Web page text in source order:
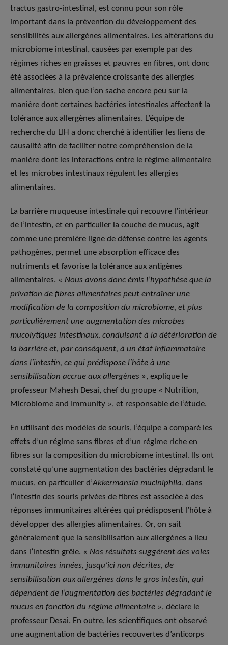
tractus gastro-intestinal, est connu pour son rôle
important dans la prévention du développement des
sensibilités aux allergènes alimentaires. Les altérations du
microbiome intestinal, causées par exemple par des
régimes riches en graisses et pauvres en fibres, ont donc
été associées à la prévalence croissante des allergies
alimentaires, bien que l’on sache encore peu sur la
manière dont certaines bactéries intestinales affectent la
tolérance aux allergènes alimentaires. L’équipe de
recherche du LIH a donc cherché à identifier les liens de
causalité afin de faciliter notre compréhension de la
manière dont les interactions entre le régime alimentaire
et les microbes intestinaux régulent les allergies
alimentaires.
La barrière muqueuse intestinale qui recouvre l’intérieur
de l’intestin, et en particulier la couche de mucus, agit
comme une première ligne de défense contre les agents
pathogènes, permet une absorption efficace des
nutriments et favorise la tolérance aux antigènes
alimentaires. « Nous avons donc émis l’hypothèse que la
privation de fibres alimentaires peut entraîner une
modification de la composition du microbiome, et plus
particulièrement une augmentation des microbes
mucolytiques intestinaux, conduisant à la détérioration de
la barrière et, par conséquent, à un état inflammatoire
dans l’intestin, ce qui prédispose l’hôte à une
sensibilisation accrue aux allergènes », explique le
professeur Mahesh Desai, chef du groupe « Nutrition,
Microbiome and Immunity », et responsable de l’étude.
En utilisant des modèles de souris, l’équipe a comparé les
effets d’un régime sans fibres et d’un régime riche en
fibres sur la composition du microbiome intestinal. Ils ont
constaté qu’une augmentation des bactéries dégradant le
mucus, en particulier d’Akkermansia muciniphila, dans
l’intestin des souris privées de fibres est associée à des
réponses immunitaires altérées qui prédisposent l’hôte à
développer des allergies alimentaires. Or, on sait
généralement que la sensibilisation aux allergènes a lieu
dans l’intestin grêle. « Nos résultats suggèrent des voies
immunitaires innées, jusqu’ici non décrites, de
sensibilisation aux allergènes dans le gros intestin, qui
dépendent de l’augmentation des bactéries dégradant le
mucus en fonction du régime alimentaire », déclare le
professeur Desai. En outre, les scientifiques ont observé
une augmentation de bactéries recouvertes d’anticorps